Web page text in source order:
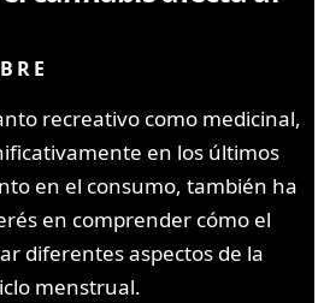
recreativo como medicinal,
en los últimos
en el consumo, también ha
en comprender cómo el
diferentes aspectos de la
menstrual.